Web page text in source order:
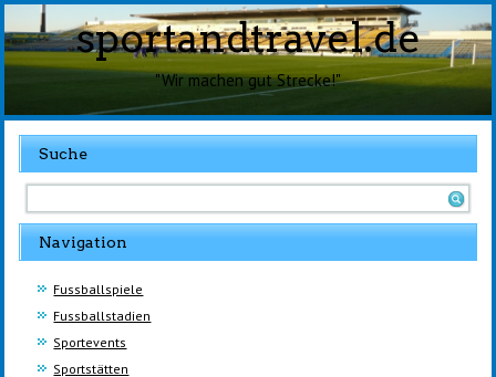
sportandtravel.de
"Wir machen gut Strecke!"
Suche
Navigation
Fussballspiele
Fussballstadien
Sportevents
Sportstätten